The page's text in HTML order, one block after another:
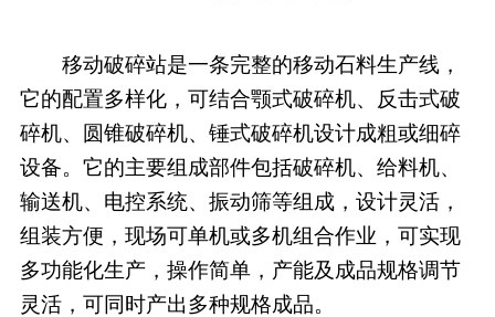
移动破碎站是一条完整的移动石料生产线，
它的配置多样化，可结合颚式破碎机、反击式破
碎机、圆锥破碎机、锤式破碎机设计成粗或细碎
设备。它的主要组成部件包括破碎机、给料机、
输送机、电控系统、振动筛等组成，设计灵活，
组装方便，现场可单机或多机组合作业，可实现
多功能化生产，操作简单，产能及成品规格调节
灵活，可同时产出多种规格成品。